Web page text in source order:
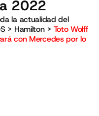
2022
la actualidad del
> Hamilton> Toto Wolff
con Mercedes por lo